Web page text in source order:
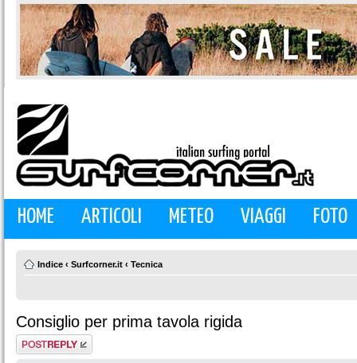
HOME ARTICOLI METEO VIAGGI FOTO
Indice ‹ Surfcorner.it ‹ Tecnica
Consiglio per prima tavola rigida
Rispondi al
messaggio